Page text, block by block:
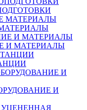
И МАТЕРИАЛЫ
И
УЦЕНЕННАЯ